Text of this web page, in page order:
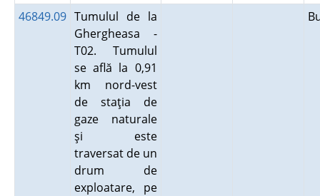
46849.09 Tumulul de la
Ghergheasa -
T02. Tumulul
se află la 0,91
km nord-vest
de staţia de
gaze naturale
şi este
traversat de un
drum de
exploatare, pe